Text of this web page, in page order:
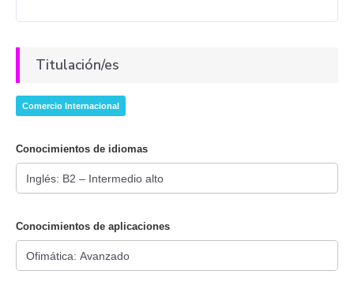
Titulación/es
Comercio Internacional
Conocimientos de idiomas
Conocimientos de aplicaciones